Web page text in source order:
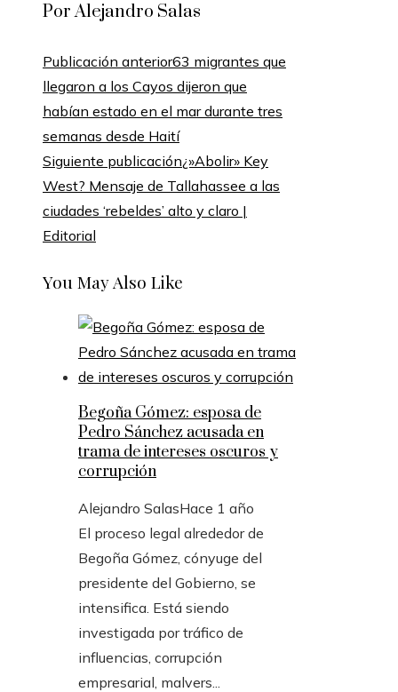
Por Alejandro Salas
Publicación anterior63 migrantes que
llegaron a los Cayos dijeron que
habían estado en el mar durante tres
semanas desde Haití
Siguiente publicación¿»Abolir» Key
West? Mensaje de Tallahassee a las
ciudades ‘rebeldes’ alto y claro |
Editorial
You May Also Like
Begoña Gómez: esposa de
Pedro Sánchez acusada en
trama de intereses oscuros y
corrupción
Alejandro SalasHace 1 año
El proceso legal alrededor de
Begoña Gómez, cónyuge del
presidente del Gobierno, se
intensifica. Está siendo
investigada por tráfico de
influencias, corrupción
empresarial, malvers...